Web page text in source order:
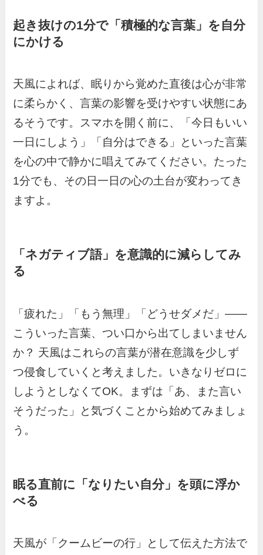
起き抜けの1分で「積極的な言葉」を自分
にかける
天風によれば、眠りから覚めた直後は心が非常
に柔らかく、言葉の影響を受けやすい状態にあ
るそうです。スマホを開く前に、「今日もいい
一日にしよう」「自分はできる」といった言葉
を心の中で静かに唱えてみてください。たった
1分でも、その日一日の心の土台が変わってき
ますよ。
「ネガティブ語」を意識的に減らしてみ
る
「疲れた」「もう無理」「どうせダメだ」——
こういった言葉、つい口から出てしまいません
か？ 天風はこれらの言葉が潜在意識を少しず
つ侵食していくと考えました。いきなりゼロに
しようとしなくてOK。まずは「あ、また言い
そうだった」と気づくことから始めてみましょ
う。
眠る直前に「なりたい自分」を頭に浮か
べる
天風が「クームビーの行」として伝えた方法で